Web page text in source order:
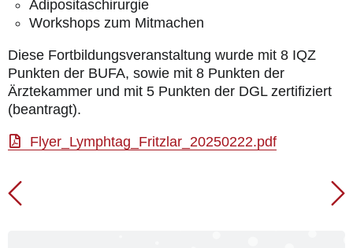
Adipositaschirurgie
Workshops zum Mitmachen
Diese Fortbildungsveranstaltung wurde mit 8 IQZ
Punkten der BUFA, sowie mit 8 Punkten der
Ärztekammer und mit 5 Punkten der DGL zertifiziert
(beantragt).
Flyer_Lymphtag_Fritzlar_20250222.pdf